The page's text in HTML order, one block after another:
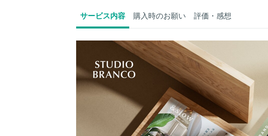
サービス内容 購入時のお願い 評価・感想